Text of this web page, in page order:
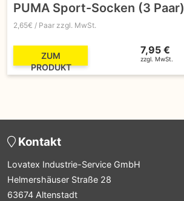
PUMA Sport-Socken (3 Paar)
2,65€ / Paar zzgl. MwSt.
ZUM
PRODUKT
7,95 €
zzgl. MwSt.
Kontakt
Lovatex Industrie-Service GmbH
Helmershäuser Straße 28
63674 Altenstadt